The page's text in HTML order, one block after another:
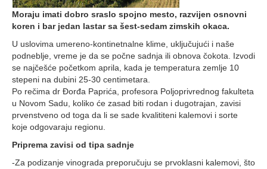
Moraju imati dobro sraslo spojno mesto, razvijen osnovni
koren i bar jedan lastar sa šest-sedam zimskih okaca.
U uslovima umereno-kontinetnalne klime, uključujući i naše
podneblje, vreme je da se počne sadnja ili obnova čokota. Izvodi
se najčešće početkom aprila, kada je temperatura zemlje 10
stepeni na dubini 25-30 centimetara.
Po rečima dr Đorđa Paprića, profesora Poljoprivrednog fakulteta
u Novom Sadu, koliko će zasad biti rodan i dugotrajan, zavisi
prvenstveno od toga da li se sade kvalititeni kalemovi i sorte
koje odgovaraju regionu.
Priprema zavisi od tipa sadnje
-Za podizanje vinograda preporučuju se prvoklasni kalemovi, što